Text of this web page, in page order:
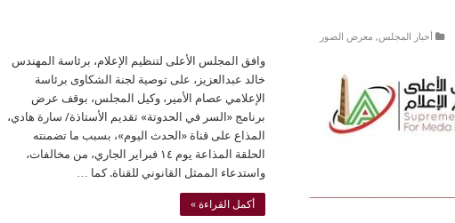
أخبار المجلس, معرض الصور
وافق المجلس الأعلى لتنظيم الإعلام، برئاسة المهندس
خالد عبدالعزيز، على توصية لجنة الشكاوى برئاسة
الإعلامي عصام الأمير، وكيل المجلس، بوقف عرض
برنامج «السر في الحدوتة» تقديم الأستاذة/ سارة هادي،
المذاع على قناة «الحدث اليوم»، بسبب ما تضمنته
الحلقة المذاعة يوم ١٤ فبراير الجاري، من مخالفات،
واستدعاء الممثل القانوني للقناة. كما …
أكمل القراءة »